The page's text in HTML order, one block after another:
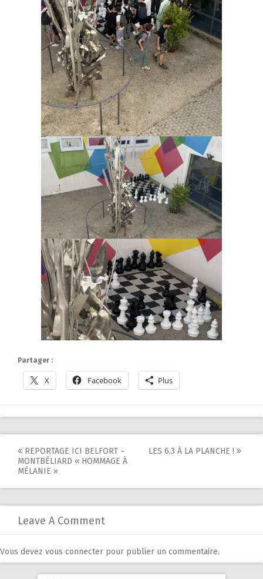
Partager :
X Facebook Plus
Post
navigation
REPORTAGE ICI BELFORT –
MONTBÉLIARD « HOMMAGE À
MÉLANIE »
LES 6.3 À LA PLANCHE !
Leave A Comment
Vous devez vous connecter pour publier un commentaire.